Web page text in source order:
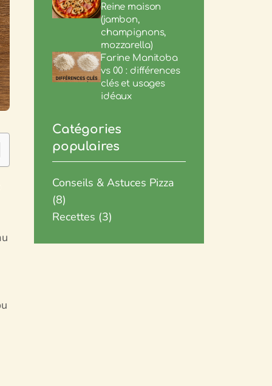
Reine maison
(jambon,
champignons,
mozzarella)
Farine Manitoba
vs 00 : différences
clés et usages
idéaux
Catégories
populaires
Conseils & Astuces Pizza
(8)
Recettes (3)